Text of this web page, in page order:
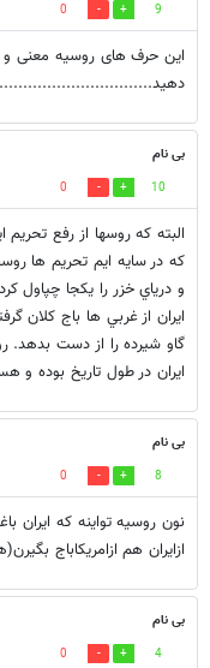
9
0
این حرف های روسیه معنی
دهید................................
بی نام
10
0
البته كه روسها از رفع
كه در سايه ايم تحريم ها
و درياي خزر را يكجا چپاول
ايران از غربي ها باج كلان
گاو شيرده را از دست بدهد.
ايران در طول تاريخ بوده و
بی نام
8
0
نون روسيه تواينه كه ايران
ازايران هم ازامريكاباج
بی نام
4
0